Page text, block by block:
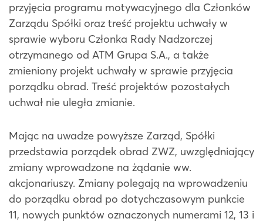
przyjęcia programu motywacyjnego dla Członków
Zarządu Spółki oraz treść projektu uchwały w
sprawie wyboru Członka Rady Nadzorczej
otrzymanego od ATM Grupa S.A., a także
zmieniony projekt uchwały w sprawie przyjęcia
porządku obrad. Treść projektów pozostałych
uchwał nie uległa zmianie.
Mając na uwadze powyższe Zarząd, Spółki
przedstawia porządek obrad ZWZ, uwzględniający
zmiany wprowadzone na żądanie ww.
akcjonariuszy. Zmiany polegają na wprowadzeniu
do porządku obrad po dotychczasowym punkcie
11, nowych punktów oznaczonych numerami 12, 13 i